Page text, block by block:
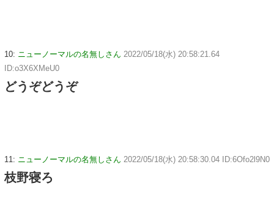
10: ニューノーマルの名無しさん 2022/05/18(水) 20:58:21.64
ID:o3X6XMeU0
どうぞどうぞ
11: ニューノーマルの名無しさん 2022/05/18(水) 20:58:30.04 ID:6Ofo2l9N0
枝野寝ろ